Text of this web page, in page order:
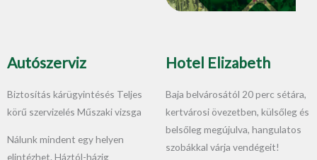
Autószerviz
Biztosítás kárügyintésés Teljes
körű szervizelés Műszaki vizsga
Nálunk mindent egy helyen
elintézhet. Háztól-házig
Hotel Elizabeth
Baja belvárosától 20 perc sétára,
kertvárosi övezetben, külsőleg és
belsőleg megújulva, hangulatos
szobákkal várja vendégeit!